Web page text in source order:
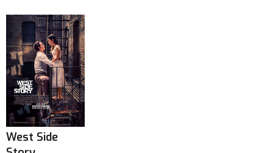
West Side